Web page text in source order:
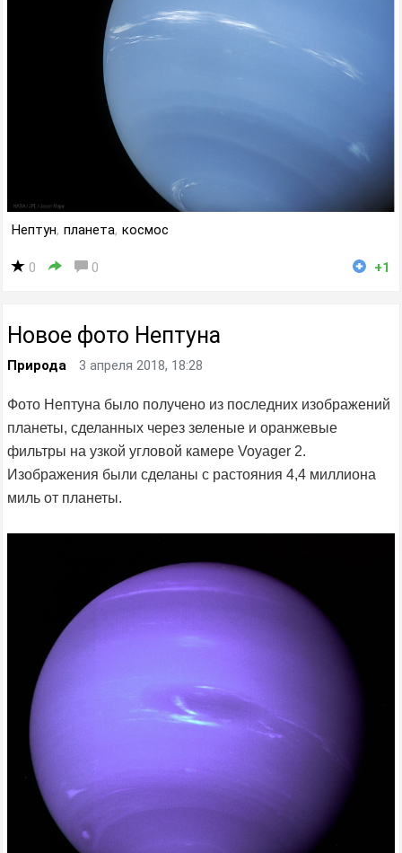
Нептун, планета, космос
0 0 +1
Новое фото Нептуна
Природа 3 апреля 2018, 18:28
Фото Нептуна было получено из последних изображений
планеты, сделанных через зеленые и оранжевые
фильтры на узкой угловой камере Voyager 2.
Изображения были сделаны с растояния 4,4 миллиона
миль от планеты.